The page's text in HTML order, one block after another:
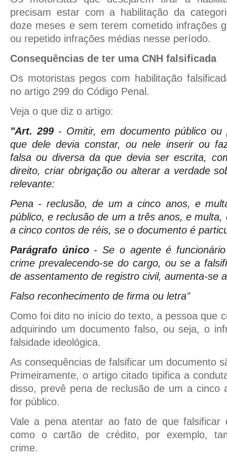
precisam estar com a habilitação da
doze meses e sem terem cometido infrações
ou repetido infrações médias nesse período.
Consequências de ter uma CNH falsificada
Os motoristas pegos com habilitação
no artigo 299 do Código Penal.
Veja o que diz o artigo:
"Art. 299 - Omitir, em documento público ou
que dele devia constar, ou nele inserir ou
falsa ou diversa da que devia ser escrita,
direito, criar obrigação ou alterar a verdade
relevante:
Pena - reclusão, de um a cinco anos, e
público, e reclusão de um a três anos, e multa,
a cinco contos de réis, se o documento é
Parágrafo único- Se o agente é
crime prevalecendo-se do cargo, ou se a
de assentamento de registro civil, aumenta-se
Falso reconhecimento de firma ou letra"
Como foi dito no início do texto, a pessoa que
adquirindo um documento falso, ou seja, o
falsidade ideológica.
As consequências de falsificar um documento
Primeiramente, o artigo citado tipifica a
disso, prevê pena de reclusão de um a cinco
for público.
Vale a pena atentar ao fato de que falsificar
como o cartão de crédito, por exemplo,
crime.